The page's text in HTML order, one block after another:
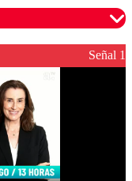
garantizar un
Señal 1